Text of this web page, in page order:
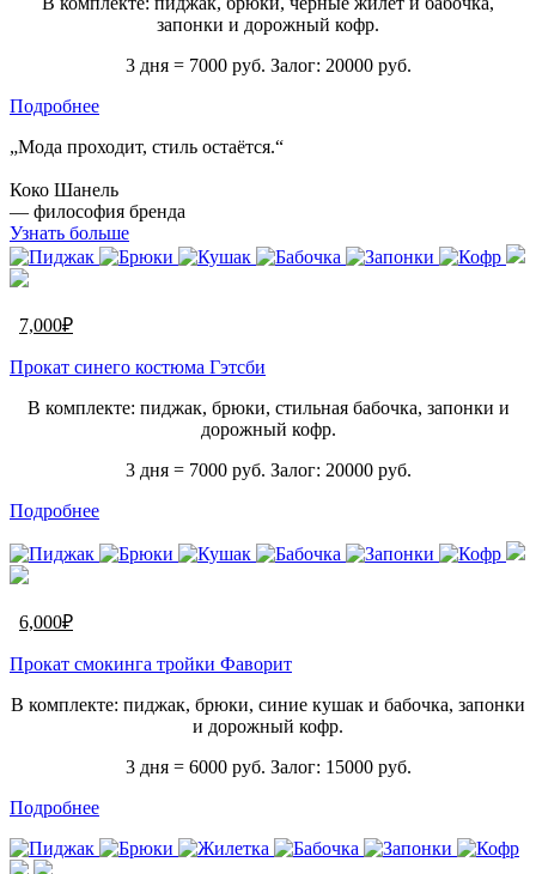
запонки и дорожный кофр.
3 дня = 7000 руб. Залог: 20000 руб.
Подробнее
„Мода проходит, стиль остаётся.“
Коко Шанель
— философия бренда
Узнать больше
7,000₽
Прокат синего костюма Гэтсби
В комплекте: пиджак, брюки, стильная бабочка, запонки и
дорожный кофр.
3 дня = 7000 руб. Залог: 20000 руб.
Подробнее
6,000₽
Прокат смокинга тройки Фаворит
В комплекте: пиджак, брюки, синие кушак и бабочка, запонки
и дорожный кофр.
3 дня = 6000 руб. Залог: 15000 руб.
Подробнее